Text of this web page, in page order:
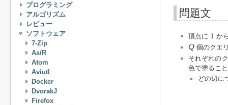
プログラミング
アルゴリズム
レビュー
ソフトウェア
7-Zip
As/R
Atom
Aviutl
Docker
DvorakJ
Firefox
問題文
頂点に 1
1 か
Q
Q個のクエ
それぞれの
色で塗るこ
どの辺に